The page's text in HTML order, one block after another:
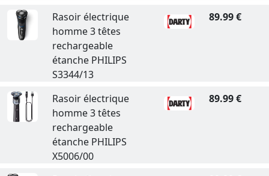
Rasoir électrique
homme 3 têtes
rechargeable
étanche PHILIPS
S3344/13
89.99 €
Rasoir électrique
homme 3 têtes
rechargeable
étanche PHILIPS
X5006/00
89.99 €